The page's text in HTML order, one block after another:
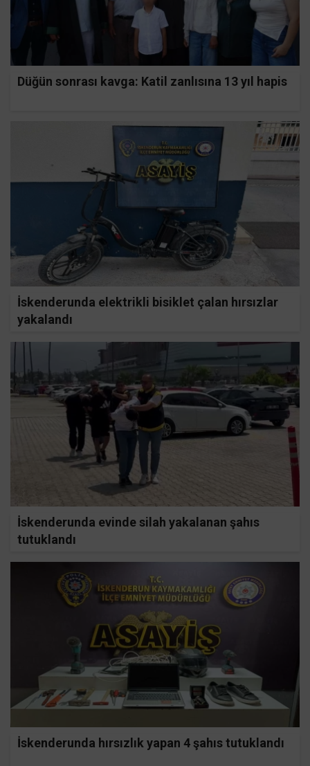
Düğün sonrası kavga: Katil zanlısına 13 yıl hapis
İskenderunda elektrikli bisiklet çalan hırsızlar
yakalandı
İskenderunda evinde silah yakalanan şahıs
tutuklandı
İskenderunda hırsızlık yapan 4 şahıs tutuklandı